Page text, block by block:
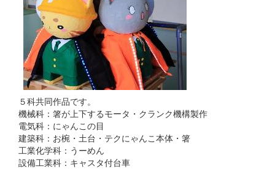
５科共同作品です。
機械科：箸が上下するモータ・クランク機構製作
電気科：にゃんこの目
建築科：お椀・土台・テクにゃんこ本体・箸
工業化学科：うーめん
設備工業科：キャスタ付台車